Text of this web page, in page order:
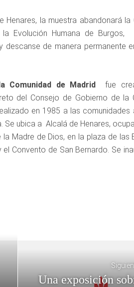
la muestra abandonará la
Evolución Humana de Burgos,
de manera permanente
Comunidad de Madrid fue
del Consejo de Gobierno de la
en 1985 a las comunidades
ubica a Alcalá de Henares,
Madre de Dios, en la plaza de las
Convento de San Bernardo. Se
Una exposición